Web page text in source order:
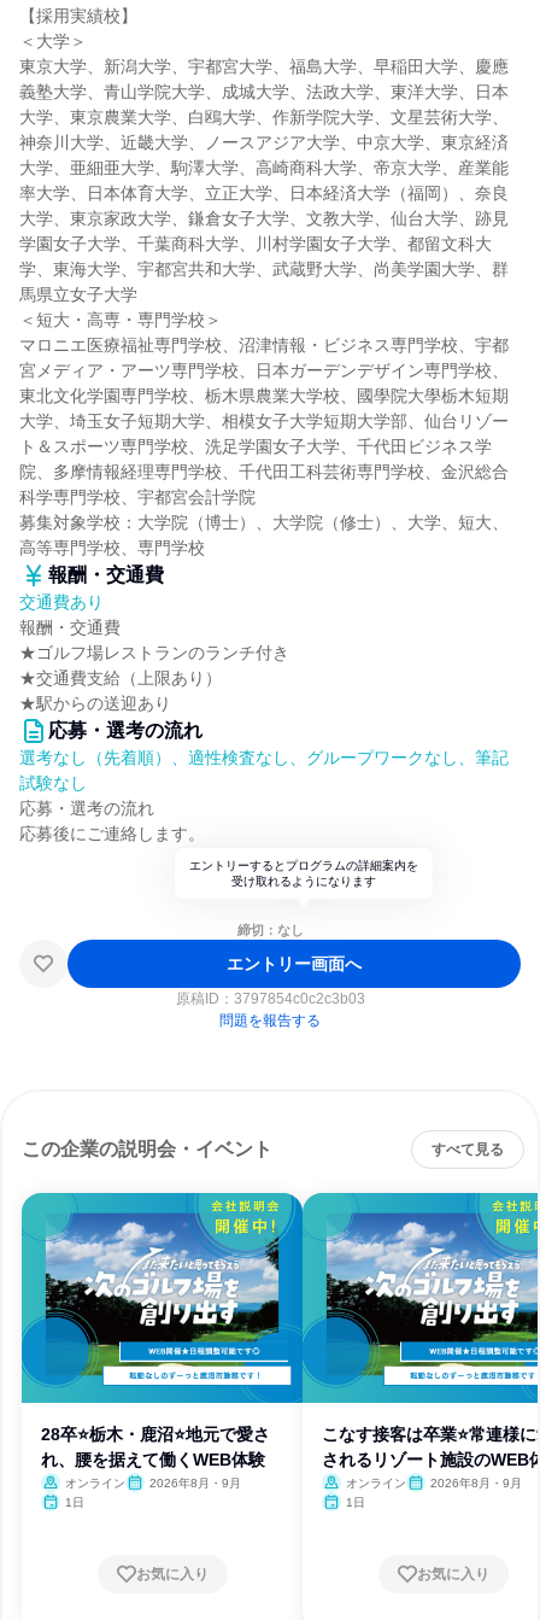
【採用実績校】
＜大学＞
東京大学、新潟大学、宇都宮大学、福島大学、早稲田大学、慶應
義塾大学、青山学院大学、成城大学、法政大学、東洋大学、日本
大学、東京農業大学、白鴎大学、作新学院大学、文星芸術大学、
神奈川大学、近畿大学、ノースアジア大学、中京大学、東京経済
大学、亜細亜大学、駒澤大学、高崎商科大学、帝京大学、産業能
率大学、日本体育大学、立正大学、日本経済大学（福岡）、奈良
大学、東京家政大学、鎌倉女子大学、文教大学、仙台大学、跡見
学園女子大学、千葉商科大学、川村学園女子大学、都留文科大
学、東海大学、宇都宮共和大学、武蔵野大学、尚美学園大学、群
馬県立女子大学
＜短大・高専・専門学校＞
マロニエ医療福祉専門学校、沼津情報・ビジネス専門学校、宇都
宮メディア・アーツ専門学校、日本ガーデンデザイン専門学校、
東北文化学園専門学校、栃木県農業大学校、國學院大學栃木短期
大学、埼玉女子短期大学、相模女子大学短期大学部、仙台リゾー
ト＆スポーツ専門学校、洗足学園女子大学、千代田ビジネス学
院、多摩情報経理専門学校、千代田工科芸術専門学校、金沢総合
科学専門学校、宇都宮会計学院
募集対象学校：大学院（博士）、大学院（修士）、大学、短大、
高等専門学校、専門学校
報酬・交通費
交通費あり
報酬・交通費
★ゴルフ場レストランのランチ付き
★交通費支給（上限あり）
★駅からの送迎あり
応募・選考の流れ
選考なし（先着順）、適性検査なし、グループワークなし、筆記
試験なし
応募・選考の流れ
応募後にご連絡します。
エントリーするとプログラムの詳細案内を
受け取れるようになります
締切：なし
エントリー画面へ
原稿ID： 3797854c0c2c3b03
問題を報告する
この企業の説明会・イベント すべて見る
28卒⭐栃木・鹿沼⭐地元で愛さ
れ、腰を据えて働くWEB体験
オンライン
2026年8月・9月
1日
お気に入り
こなす接客は卒業⭐常連様に
されるリゾート施設のWEB
会
オンライン
2026年8月・9月
1日
お気に入り